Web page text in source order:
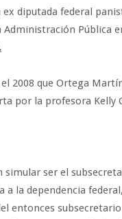
ex diputada federal
Pública
el 2008 que Ortega
por la profesora Kelly
simular ser el
a la dependencia
entonces